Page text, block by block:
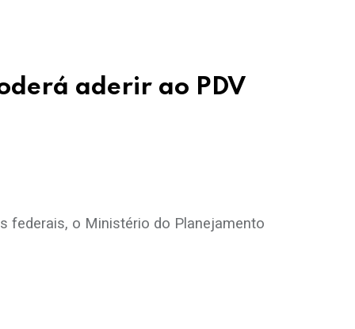
aderir ao PDV
federais, o Ministério do Planejamento